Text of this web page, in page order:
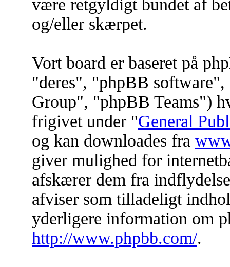
være retgyldigt bundet af
og/eller skærpet.
Vort board er baseret på
"deres", "phpBB
Group", "phpBB Teams")
frigivet under "General
og kan downloades fra
giver mulighed for
afskærer dem fra
afviser som tilladeligt
yderligere information om
http://www.phpbb.com/.